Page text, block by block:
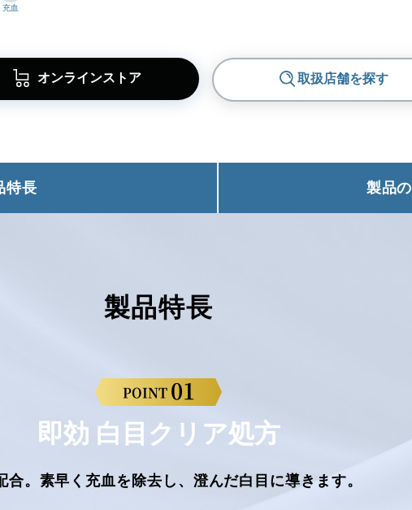
充血
オンラインストア
ポップアップメニューが開きます
モーダルが開きます 取扱店舗を探す
別のウィンド
特長 製品
製品特長
POINT 01
即効 白目クリア処方
。素早く充血を除去し、澄んだ白目に導きます。